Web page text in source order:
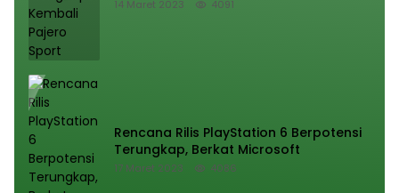
14 Maret 2023 4091
Rencana Rilis PlayStation 6 Berpotensi
Terungkap, Berkat Microsoft
17 Maret 2023 4086